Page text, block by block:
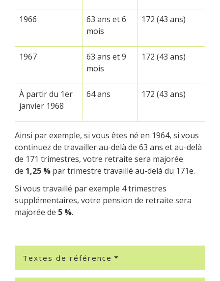
1966
63 ans et 6
mois
172 (43 ans)
1967
63 ans et 9
mois
172 (43 ans)
À partir du 1er
janvier 1968
64 ans 172 (43 ans)
Ainsi par exemple, si vous êtes né en 1964, si vous
continuez de travailler au-delà de 63 ans et au-delà
de 171 trimestres, votre retraite sera majorée
de 1,25 % par trimestre travaillé au-delà du 171e.
Si vous travaillé par exemple 4 trimestres
supplémentaires, votre pension de retraite sera
majorée de 5 %.
Textes de référence